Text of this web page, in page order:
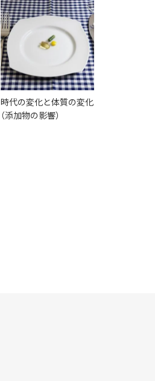
時代の変化と体質の変化
（添加物の影響）